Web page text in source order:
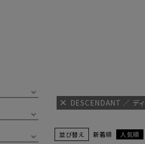
DESCENDANT ／ ディ
並び替え 新着順 人気順